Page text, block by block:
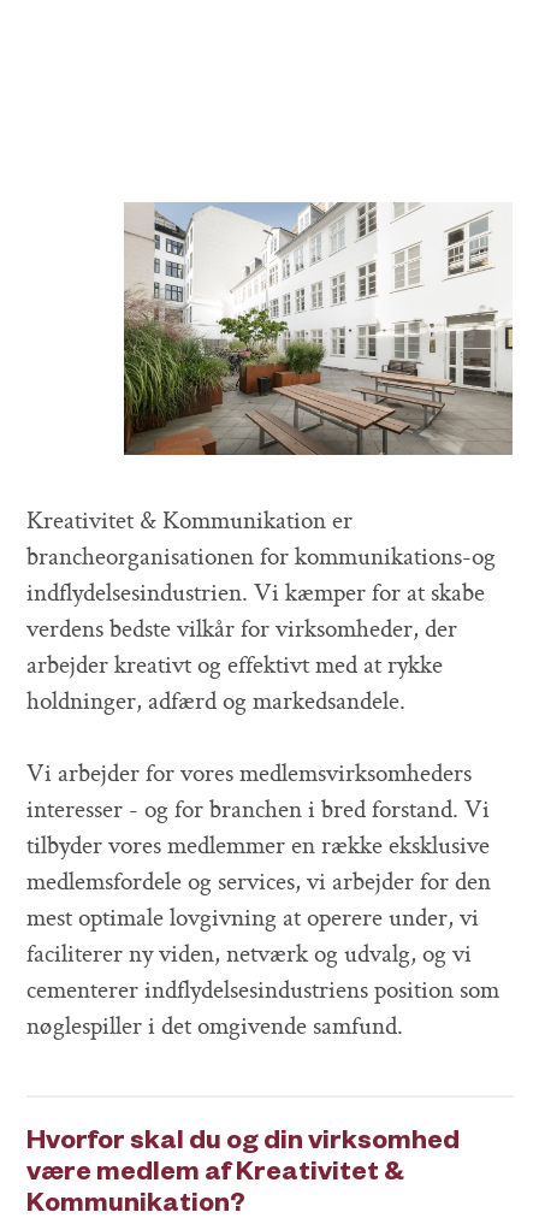
Kreativitet & Kommunikation er
brancheorganisationen for kommunikations-og
indflydelsesindustrien. Vi kæmper for at skabe
verdens bedste vilkår for virksomheder, der
arbejder kreativt og effektivt med at rykke
holdninger, adfærd og markedsandele.
Vi arbejder for vores medlemsvirksomheders
interesser - og for branchen i bred forstand. Vi
tilbyder vores medlemmer en række eksklusive
medlemsfordele og services, vi arbejder for den
mest optimale lovgivning at operere under, vi
faciliterer ny viden, netværk og udvalg, og vi
cementerer indflydelsesindustriens position som
nøglespiller i det omgivende samfund.
Hvorfor skal du og din virksomhed
være medlem af Kreativitet &
Kommunikation?